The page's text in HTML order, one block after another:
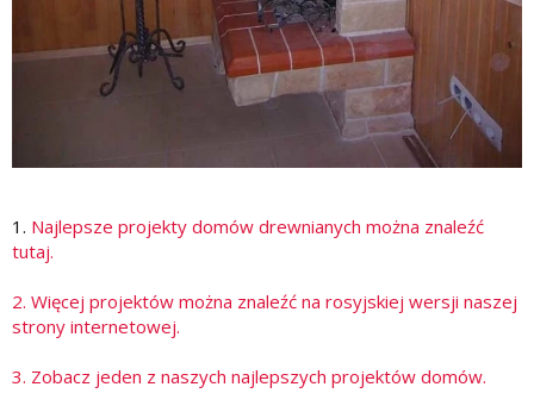
1. Najlepsze projekty domów drewnianych można znaleźć
tutaj.
2. Więcej projektów można znaleźć na rosyjskiej wersji naszej
strony internetowej.
3. Zobacz jeden z naszych najlepszych projektów domów.